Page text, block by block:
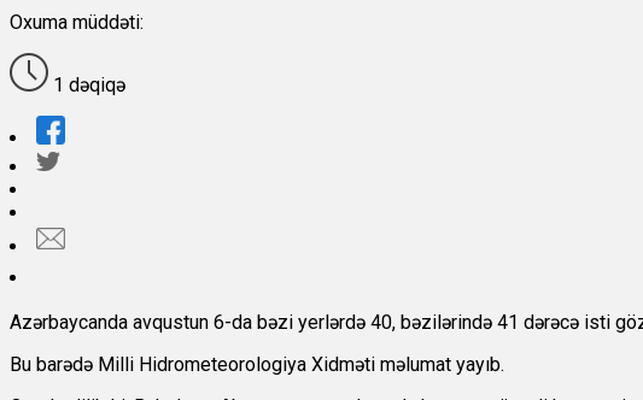
Oxuma müddəti:
1 dəqiqə
Azərbaycanda avqustun 6-da bəzi yerlərdə 40, bəzilərində 41 dərəcə isti
Bu barədə Milli Hidrometeorologiya Xidməti məlumat yayıb.